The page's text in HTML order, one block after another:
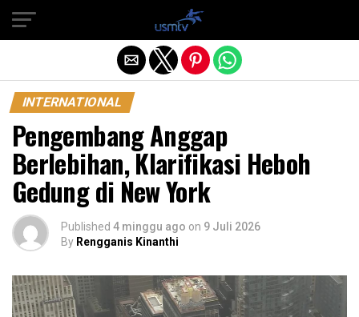
INTERNATIONAL
Pengembang Anggap
Berlebihan, Klarifikasi Heboh
Gedung di New York
Published 4 minggu ago on 9 Juli 2026
By Rengganis Kinanthi
Exit mobile version